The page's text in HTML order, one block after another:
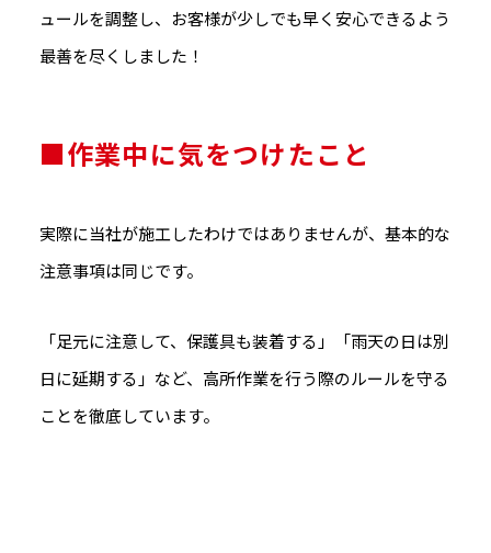
ュールを調整し、お客様が少しでも早く安心できるよう
最善を尽くしました！
■作業中に気をつけたこと
実際に当社が施工したわけではありませんが、基本的な
注意事項は同じです。
「足元に注意して、保護具も装着する」「雨天の日は別
日に延期する」など、高所作業を行う際のルールを守る
ことを徹底しています。